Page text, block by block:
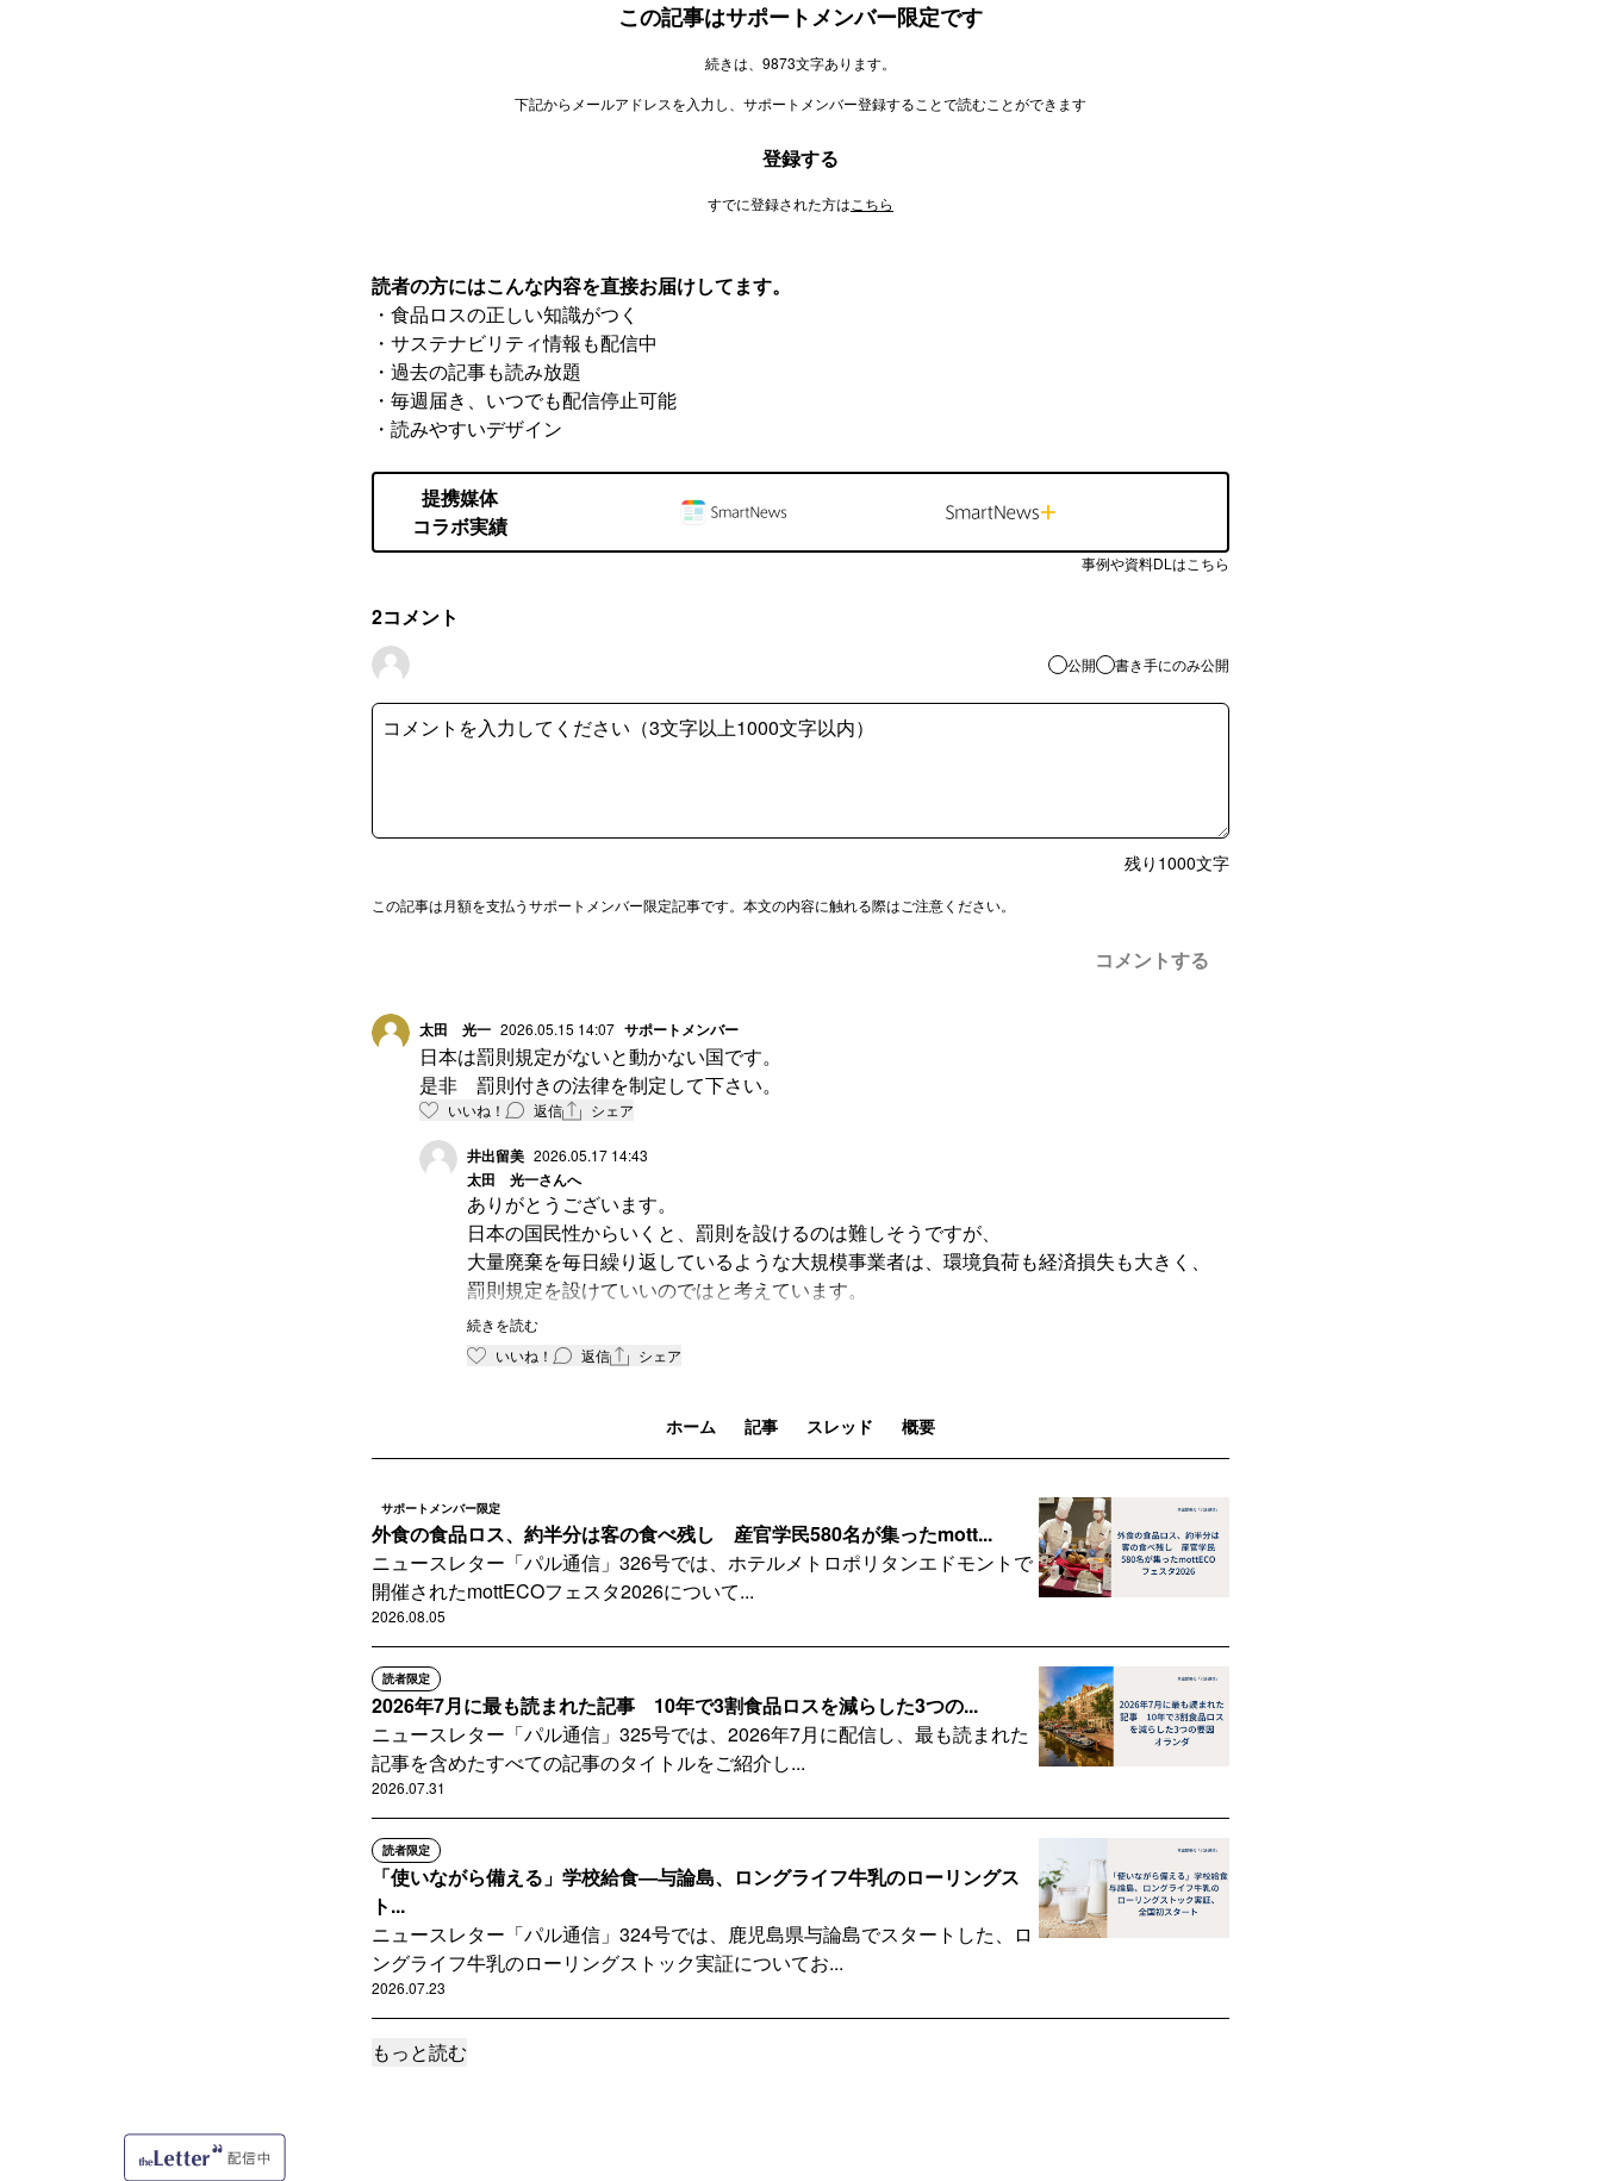
この記事はサポートメンバー限定です
続きは、9873文字あります。
下記からメールアドレスを入力し、サポートメンバー登録することで読むことができます
登録する
すでに登録された方は こちら
読者の方にはこんな内容を直接お届けしてます。
・食品ロスの正しい知識がつく
・サステナビリティ情報も配信中
・過去の記事も読み放題
・毎週届き、いつでも配信停止可能
・読みやすいデザイン
提携媒体
コラボ実績
事例や資料DLはこちら
2コメント
公開 書き手にのみ公開
残り 1000文字
この記事は月額を支払うサポートメンバー限定記事です。本文の内容に触れる際はご注意ください。
コメントする
太田 光一 2026.05.15 14:07 サポートメンバー
日本は罰則規定がないと動かない国です。
是非 罰則付きの法律を制定して下さい。
いいね！ 返信 シェア
井出留美 2026.05.17 14:43
太田 光一さんへ
ありがとうございます。
日本の国民性からいくと、罰則を設けるのは難しそうですが、
大量廃棄を毎日繰り返しているような大規模事業者は、環境負荷も経済損失も大きく、
罰則規定を設けていいのではと考えています。
まずは今ある法律をアップデイトさせたいですね。
続きを読む
いいね！
返信 シェア
ホーム 記事 スレッド 概要
サポートメンバー限定
外食の食品ロス、約半分は客の食べ残し 産官学民580名が集ったmott...
ニュースレター「パル通信」326号では、ホテルメトロポリタンエドモントで
開催されたmottECOフェスタ2026について...
2026.08.05
読者限定
2026年7月に最も読まれた記事 10年で3割食品ロスを減らした3つの...
ニュースレター「パル通信」325号では、2026年7月に配信し、最も読まれた
記事を含めたすべての記事のタイトルをご紹介し...
2026.07.31
読者限定
「使いながら備える」学校給食―与論島、ロングライフ牛乳のローリングス
ト...
ニュースレター「パル通信」324号では、鹿児島県与論島でスタートした、ロ
ングライフ牛乳のローリングストック実証についてお...
2026.07.23
サポートメンバー限定
もっと読む